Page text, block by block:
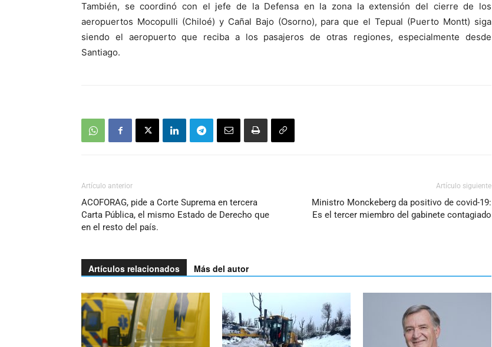
También, se coordinó con el jefe de la Defensa en la zona la extensión del cierre de los
aeropuertos Mocopulli (Chiloé) y Cañal Bajo (Osorno), para que el Tepual (Puerto Montt) siga
siendo el aeropuerto que reciba a los pasajeros de otras regiones, especialmente desde
Santiago.
Artículo anterior
ACOFORAG, pide a Corte Suprema en tercera
Carta Pública, el mismo Estado de Derecho que
en el resto del país.
Artículo siguiente
Ministro Monckeberg da positivo de covid-19:
Es el tercer miembro del gabinete contagiado
Artículos relacionados Más del autor